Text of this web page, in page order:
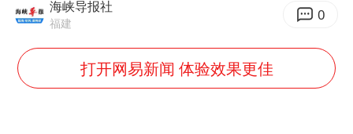
海峡导报社
福建 0
打开网易新闻 体验效果更佳